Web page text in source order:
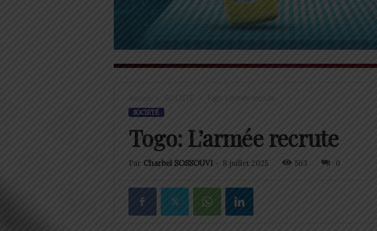
Accueil Togo: L’armée recrute
SOCIÉTÉ
Togo: L’armée recrute
Par Charbel SOSSOUVI- 8 juillet 2025 563 0